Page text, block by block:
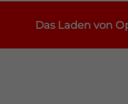
Das Laden von